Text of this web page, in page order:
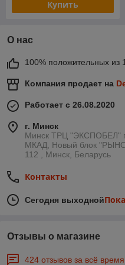
Купить
О нас
100% положительных из
Компания продает на
Работает с 26.08.2020
г. Минск
Минск ТРЦ "ЭКСПОБЕЛ"
МКАД, Новый блок
112 , Минск, Беларусь
Контакты
Сегодня выходной
Отзывы о магазине
424 отзывов за всё время